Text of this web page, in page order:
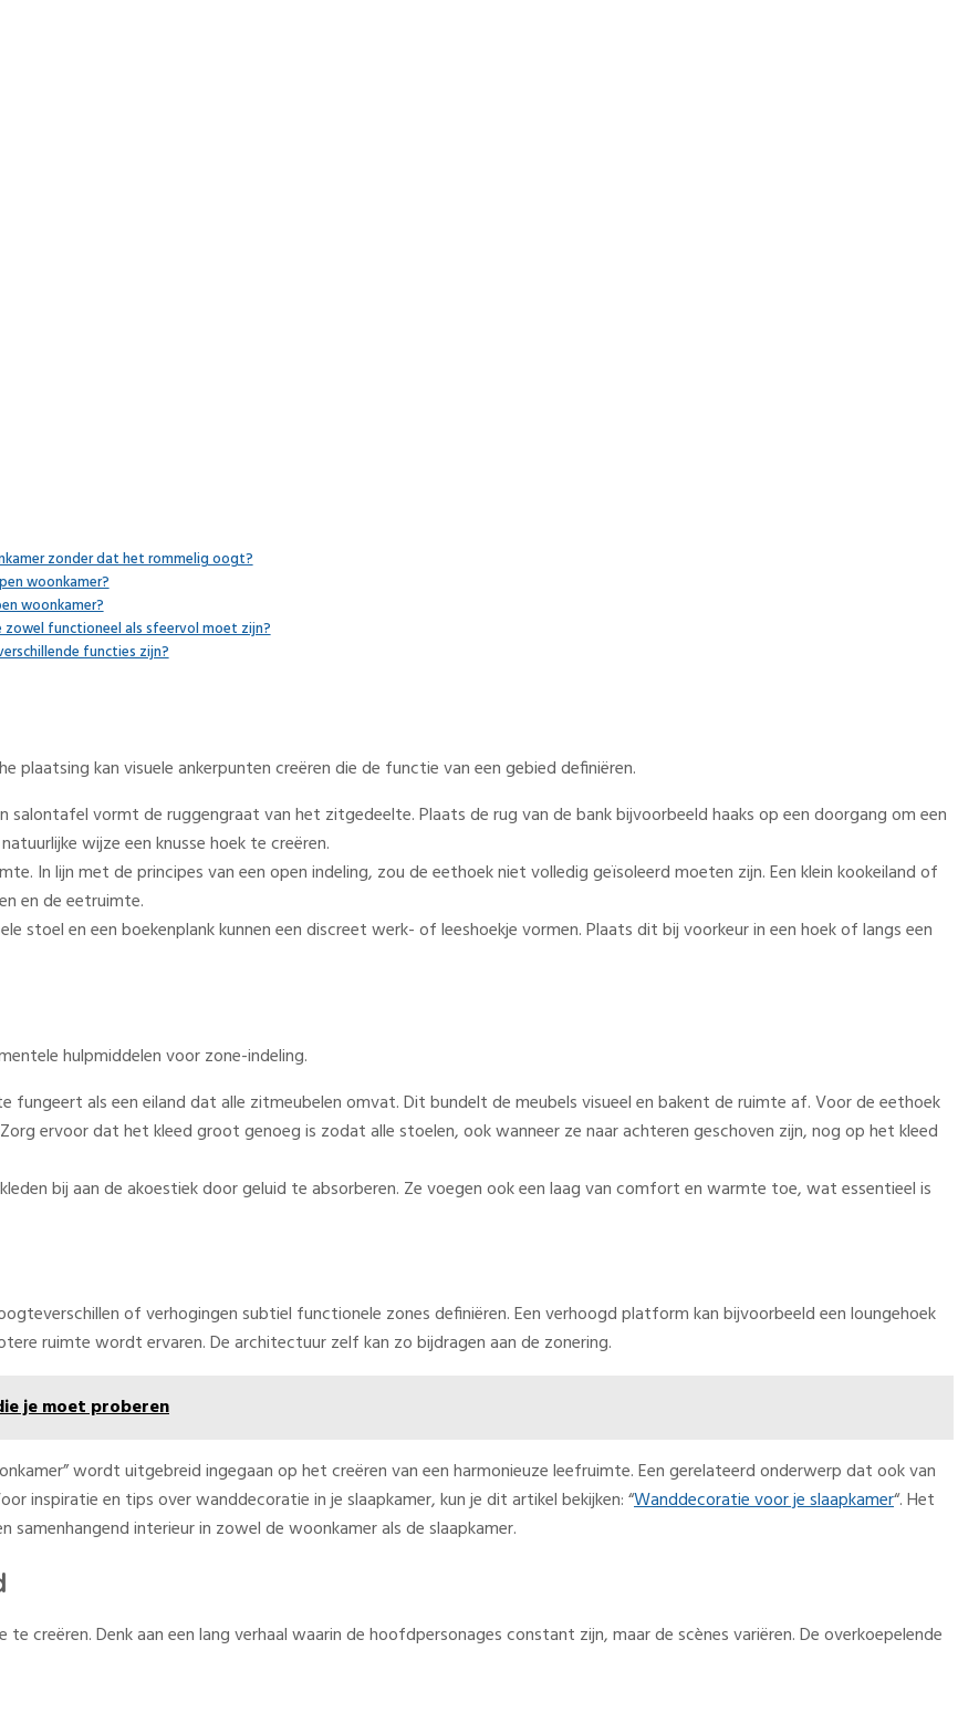
zonder dat het rommelig oogt?
woonkamer?
woonkamer?
zowel functioneel als sfeervol moet zijn?
functies zijn?
kan visuele ankerpunten creëren die de functie van een gebied definiëren.
vormt de ruggengraat van het zitgedeelte. Plaats de rug van de bank bijvoorbeeld haaks op een doorgang om een
wijze een knusse hoek te creëren.
In lijn met de principes van een open indeling, zou de eethoek niet volledig geïsoleerd moeten zijn. Een klein kookeiland of
en de eetruimte.
stoel en een boekenplank kunnen een discreet werk- of leeshoekje vormen. Plaats dit bij voorkeur in een hoek of langs een
hulpmiddelen voor zone-indeling.
fungeert als een eiland dat alle zitmeubelen omvat. Dit bundelt de meubels visueel en bakent de ruimte af. Voor de eethoek
ervoor dat het kleed groot genoeg is zodat alle stoelen, ook wanneer ze naar achteren geschoven zijn, nog op het kleed
bij aan de akoestiek door geluid te absorberen. Ze voegen ook een laag van comfort en warmte toe, wat essentieel is
of verhogingen subtiel functionele zones definiëren. Een verhoogd platform kan bijvoorbeeld een loungehoek
ruimte wordt ervaren. De architectuur zelf kan zo bijdragen aan de zonering.
je moet proberen
wordt uitgebreid ingegaan op het creëren van een harmonieuze leefruimte. Een gerelateerd onderwerp dat ook van
inspiratie en tips over wanddecoratie in je slaapkamer, kun je dit artikel bekijken: “Wanddecoratie voor je slaapkamer“. Het
interieur in zowel de woonkamer als de slaapkamer.
creëren. Denk aan een lang verhaal waarin de hoofdpersonages constant zijn, maar de scènes variëren. De overkoepelende